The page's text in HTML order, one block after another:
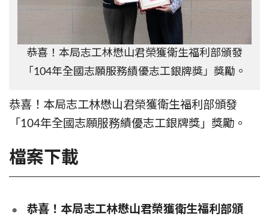
恭喜！本局志工林懋山君榮獲衛生福利部頒發
「104年全國志願服務績優志工銀牌獎」獎勵。
恭喜！本局志工林懋山君榮獲衛生福利部頒發
「104年全國志願服務績優志工銀牌獎」獎勵。
檔案下載
恭喜！本局志工林懋山君榮獲衛生福利部頒